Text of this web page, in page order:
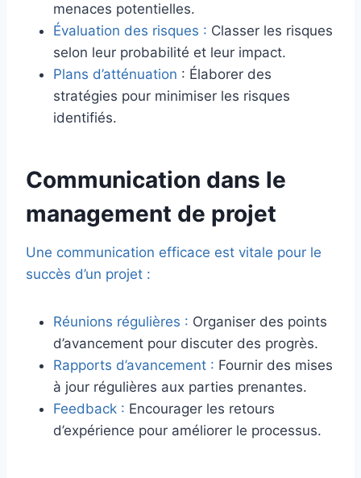
menaces potentielles.
Évaluation des risques : Classer les risques
selon leur probabilité et leur impact.
Plans d’atténuation : Élaborer des
stratégies pour minimiser les risques
identifiés.
Communication dans le
management de projet
Une communication efficace est vitale pour le
succès d’un projet :
Réunions régulières : Organiser des points
d’avancement pour discuter des progrès.
Rapports d’avancement : Fournir des mises
à jour régulières aux parties prenantes.
Feedback : Encourager les retours
d’expérience pour améliorer le processus.